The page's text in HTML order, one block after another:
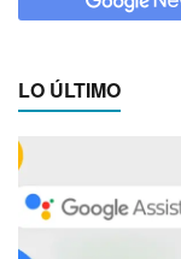
LO ÚLTIMO